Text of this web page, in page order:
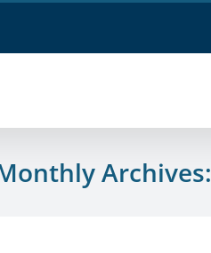
Archives: